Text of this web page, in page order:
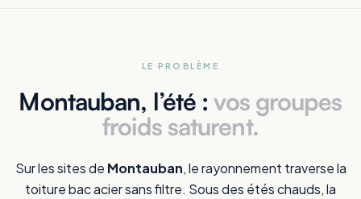
LE PROBLÈME
Montauban, l’été : vos groupes
froids saturent.
Sur les sites de Montauban, le rayonnement traverse la
toiture bac acier sans filtre. Sous des étés chauds, la